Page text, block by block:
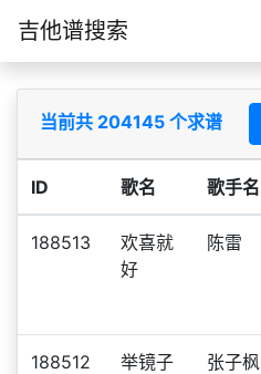
吉他谱搜索
当前共 204145 个求谱
ID 歌名 歌手名
188513
欢喜就
好
陈雷
188512
举镜子
张子枫